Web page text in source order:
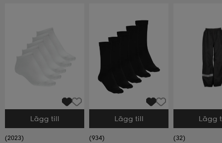
Välj storlek
Lägg till
(2023)
Välj storlek
Lägg till
(934)
Välj storlek
Lägg
(32)